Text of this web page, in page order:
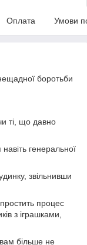
Оплата Умови
боротьби
ті, що давно
генеральної
звільнивши
процес
з іграшками,
вам більше не